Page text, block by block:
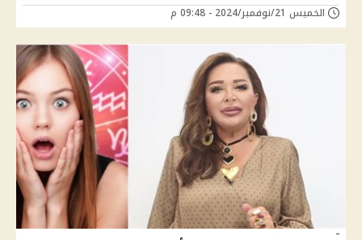
الخميس 21/نوفمبر/2024 - 09:48 م